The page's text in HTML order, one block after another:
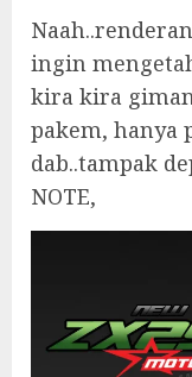
ingin
kira kira
pakem, hanya
dab..tampak
NOTE,